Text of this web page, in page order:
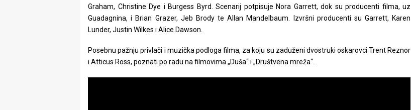
Graham, Christine Dye i Burgess Byrd. Scenarij potpisuje Nora Garrett, dok su producenti filma, uz
Guadagnina, i Brian Grazer, Jeb Brody te Allan Mandelbaum. Izvršni producenti su Garrett, Karen
Lunder, Justin Wilkes i Alice Dawson.
Posebnu pažnju privlači i muzička podloga filma, za koju su zaduženi dvostruki oskarovci Trent Reznor
i Atticus Ross, poznati po radu na filmovima „Duša“ i „Društvena mreža“.